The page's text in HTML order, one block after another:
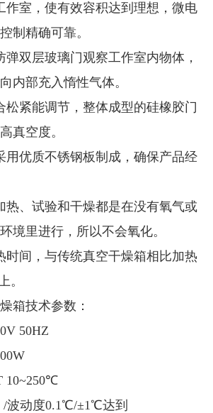
室，使有效容积达到理想，微电
制精确可靠。
双层玻璃门观察工作室内物体，
内部充入惰性气体。
紧能调节，整体成型的硅橡胶门
真空度。
优质不锈钢板制成，确保产品经
、试验和干燥都是在没有氧气或
境里进行，所以不会氧化。
间，与传统真空干燥箱相比加热
。
技术参数：
50HZ
动度0.1℃/±1℃达到